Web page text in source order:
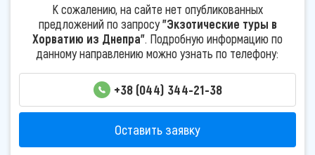
К сожалению, на сайте нет опубликованных
предложений по запросу"Экзотические туры в
Хорватию из Днепра". Подробную информацию по
данному направлению можно узнать по телефону:
+38 (044) 344-21-38
Оставить заявку